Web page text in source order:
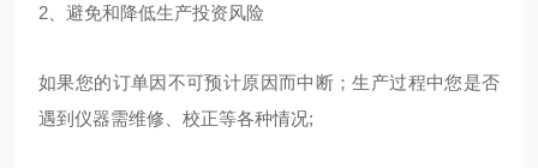
2、避免和降低生产投资风险
如果您的订单因不可预计原因而中断；生产过程中您是否
遇到仪器需维修、校正等各种情况;